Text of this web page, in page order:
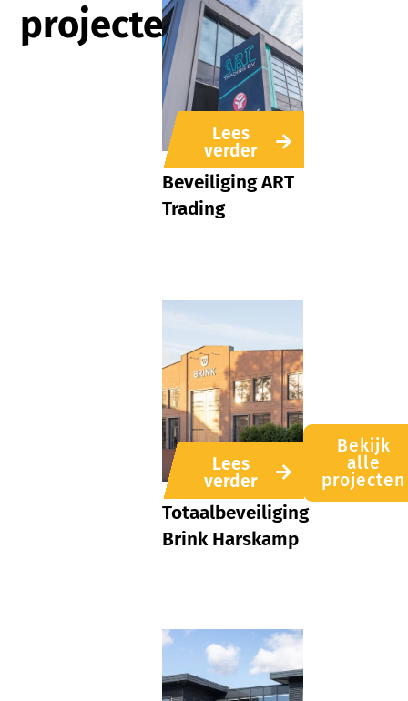
projecten
Lees
verder
Beveiliging ART
Trading
Lees
verder
Totaalbeveiliging
Brink Harskamp
Bekijk
alle
projecten